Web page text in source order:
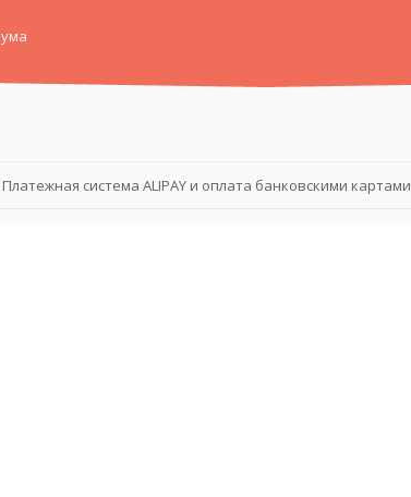
Платежная система ALIPAY и оплата банковскими картами